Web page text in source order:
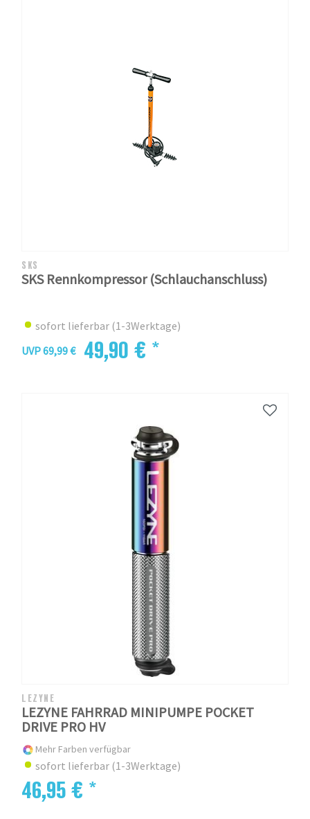
SKS
SKS Rennkompressor (Schlauchanschluss)
sofort lieferbar (1-3Werktage)
UVP 69,99 €
49,90 € *
LEZYNE
LEZYNE FAHRRAD MINIPUMPE POCKET
DRIVE PRO HV
Mehr Farben verfügbar
sofort lieferbar (1-3Werktage)
46,95 € *